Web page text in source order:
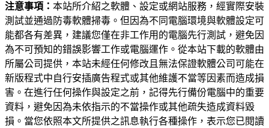
注意事項： 本站所介紹之軟體、設定或網站服務，經實際安裝
測試並通過防毒軟體掃毒。但因為不同電腦環境與軟體設定可
能都各有差異，建議您僅在非工作用的電腦先行測試，避免因
為不可預知的錯誤影響工作或電腦運作。從本站下載的軟體由
所屬公司提供，本站未經任何修改且無法保證軟體公司可能在
新版程式中自行安插廣告程式或其他維護不當等因素而造成損
害。在進行任何操作與設定之前，記得先行備份電腦中的重要
資料，避免因為未依指示的不當操作或其他疏失造成資料毀
損。當您依照本文所提供之訊息執行各種操作，表示您已閱讀